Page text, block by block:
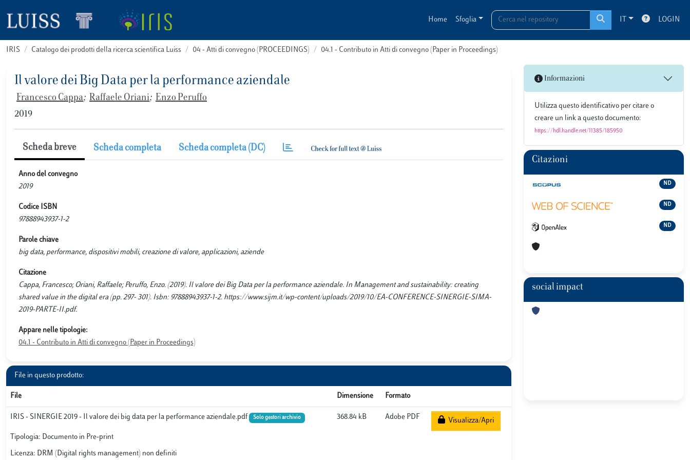
Home Sfoglia IT LOGIN
IRIS Catalogo dei prodotti della ricerca scientifica Luiss 04 - Atti di convegno (PROCEEDINGS) 04.1 - Contributo in Atti di convegno (Paper in Proceedings)
Il valore dei Big Data per la performance aziendale
Francesco Cappa; Raffaele Oriani; Enzo Peruffo
2019
Scheda breve Scheda completa Scheda completa (DC)
Anno del convegno
2019
Codice ISBN
97888943937-1-2
Parole chiave
big data, performance, dispositivi mobili, creazione di valore, applicazioni, aziende
Citazione
Cappa, Francesco; Oriani, Raffaele; Peruffo, Enzo. (2019). Il valore dei Big Data per la performance aziendale. In Management and sustainability: creating
shared value in the digital era (pp. 297- 301). Isbn: 97888943937-1-2. https://www.sijm.it/wp-content/uploads/2019/10/EA-CONFERENCE-SINERGIE-SIMA-
2019-PARTE-II.pdf.
Appare nelle tipologie:
04.1 - Contributo in Atti di convegno (Paper in Proceedings)
File in questo prodotto:
File Dimensione Formato
IRIS - SINERGIE 2019 - Il valore dei big data per la performance aziendale.pdf Solo gestori archivio
Tipologia: Documento in Pre-print
Licenza: DRM (Digital rights management) non definiti
368.84 kB Adobe PDF Visualizza/Apri
Informazioni
Utilizza questo identificativo per citare o
creare un link a questo documento:
https://hdl.handle.net/11385/185950
Citazioni
ND
ND
ND
social impact